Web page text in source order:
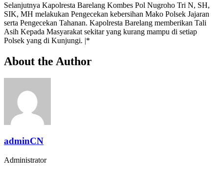
Selanjutnya Kapolresta Barelang Kombes Pol Nugroho Tri N, SH,
SIK, MH melakukan Pengecekan kebersihan Mako Polsek Jajaran
serta Pengecekan Tahanan. Kapolresta Barelang memberikan Tali
Asih Kepada Masyarakat sekitar yang kurang mampu di setiap
Polsek yang di Kunjungi. |*
About the Author
adminCN
Administrator